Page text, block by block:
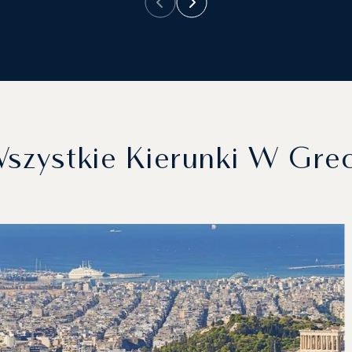
Kierunki W